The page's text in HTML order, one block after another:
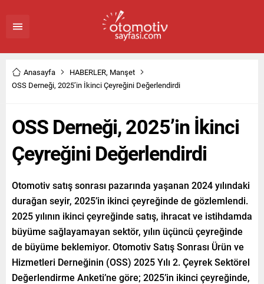
Anasayfa HABERLER, Manşet
OSS Derneği, 2025’in İkinci Çeyreğini Değerlendirdi
OSS Derneği, 2025’in İkinci
Çeyreğini Değerlendirdi
Otomotiv satış sonrası pazarında yaşanan 2024 yılındaki
durağan seyir, 2025’in ikinci çeyreğinde de gözlemlendi.
2025 yılının ikinci çeyreğinde satış, ihracat ve istihdamda
büyüme sağlayamayan sektör, yılın üçüncü çeyreğinde
de büyüme beklemiyor. Otomotiv Satış Sonrası Ürün ve
Hizmetleri Derneğinin (OSS) 2025 Yılı 2. Çeyrek Sektörel
Değerlendirme Anketi’ne göre; 2025’in ikinci çeyreğinde,